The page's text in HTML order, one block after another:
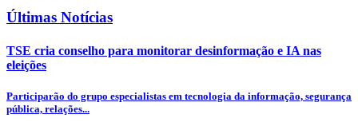
Últimas Notícias
TSE cria conselho para monitorar desinformação e IA nas
eleições
Participarão do grupo especialistas em tecnologia da informação, segurança
pública, relações...